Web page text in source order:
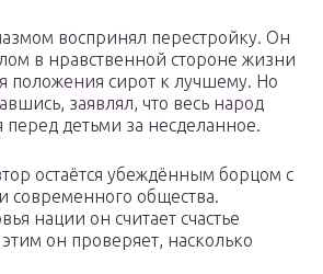
воспринял перестройку. Он
в нравственной стороне жизни
положения сирот к лучшему. Но
заявлял, что весь народ
перед детьми за несделанное.
остаётся убеждённым борцом с
современного общества.
нации он считает счастье
он проверяет, насколько